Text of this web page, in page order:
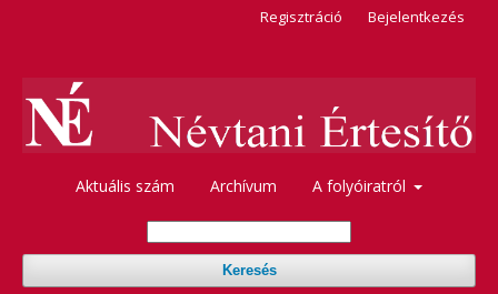
Aktuális szám Archívum A folyóiratról
Keresés
Regisztráció Bejelentkezés